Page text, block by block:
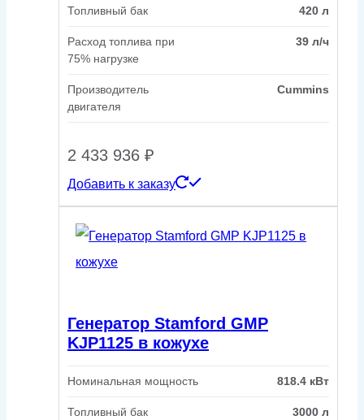
Топливный бак 420 л
Расход топлива при
75% нагрузке
39 л/ч
Производитель
двигателя
Cummins
2 433 936 ₽
Добавить к заказу
Генератор Stamford GMP
KJP1125 в кожухе
Номинальная мощность 818.4 кВт
Топливный бак 3000 л